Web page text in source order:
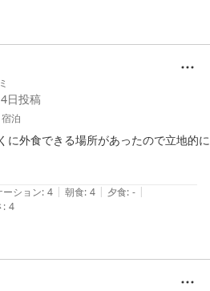
日投稿
宿泊
に外食できる場所があったので立地的に
ーション: 4 | 朝食: 4 | 夕食: - |
: 4